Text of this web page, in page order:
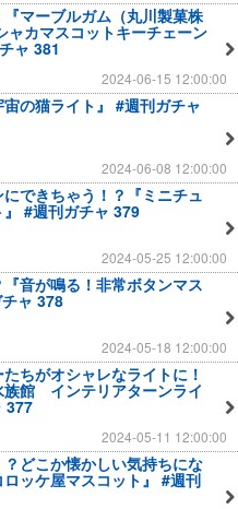
マーブルガム（丸川製菓株
ャカマスコットキーチェーン
ャ 381
2024-06-15 12:00:00
の猫ライト』 #週刊ガチャ
2024-06-08 12:00:00
できちゃう！？『ミニチュ
#週刊ガチャ 379
2024-05-25 12:00:00
音が鳴る！非常ボタンマス
ャ 378
2024-05-18 12:00:00
ちがオシャレなライトに！
族館 インテリアターンライ
377
2024-05-11 12:00:00
どこか懐かしい気持ちにな
ッケ屋マスコット』 #週刊